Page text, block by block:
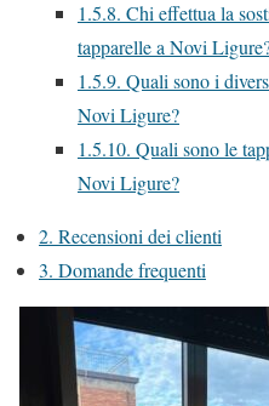
1.5.8. Chi effettua la
tapparelle a Novi
1.5.9. Quali sono i
Novi Ligure?
1.5.10. Quali sono le
Novi Ligure?
2. Recensioni dei clienti
3. Domande frequenti